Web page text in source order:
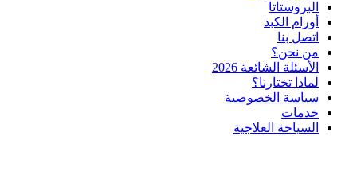
البروستاتا
أورام الكبد
اتصل بنا
من نحن؟
الأسئلة الشائعة 2026
لماذا تختارنا؟
سياسة الخصوصية
خدمات
السياحة العلاجية